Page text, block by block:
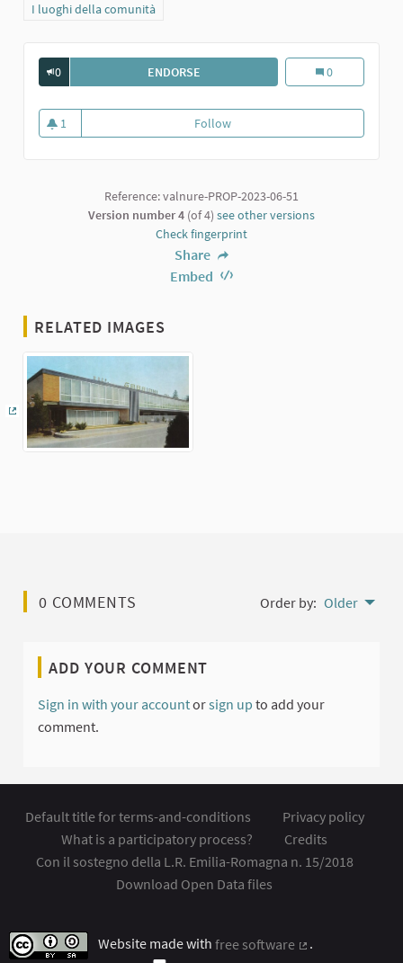
Filter results for category: I luoghi della comunità
I luoghi della comunità
0 ENDORSE LA BREVETTI GABBIANI ALa Brevetti
0
1
1 follower
FollowLa Brevetti Gabbiani a
Reference: valnure-PROP-2023-06-51
Version number 4 (of 4) see other versions
Check fingerprint
Share
Embed
RELATED IMAGES
(External link)
0 COMMENTS Order by: Older
ADD YOUR COMMENT
Sign in with your accountorsign up to add your
comment.
Default title for terms-and-conditions
Privacy policy
What is a participatory process?
Credits
Con il sostegno della L.R. Emilia-Romagna n. 15/2018
Download Open Data files
Website made with free software
.